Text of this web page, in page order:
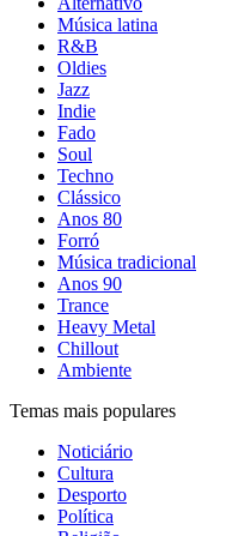
Música latina
R&B
Oldies
Jazz
Indie
Fado
Soul
Techno
Clássico
Anos 80
Forró
Música tradicional
Anos 90
Trance
Heavy Metal
Chillout
Ambiente
Temas mais populares
Noticiário
Cultura
Desporto
Política